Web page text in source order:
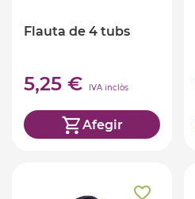
Flauta de 4 tubs
5,25 € IVA inclòs
Afegir